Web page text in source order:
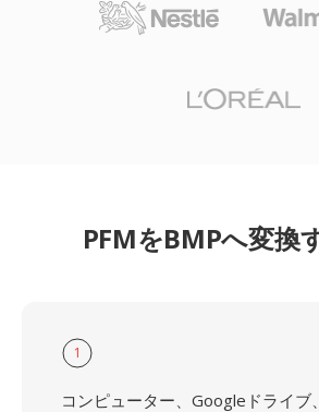
PFMをBMPへ変換
1
コンピューター、Googleドライブ